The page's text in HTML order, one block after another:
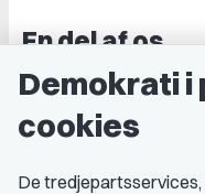
En del af os
Grupper og kredse
Demokrati i
cookies
De tredjepartsservices,